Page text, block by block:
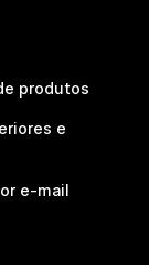
produtos
e
e-mail